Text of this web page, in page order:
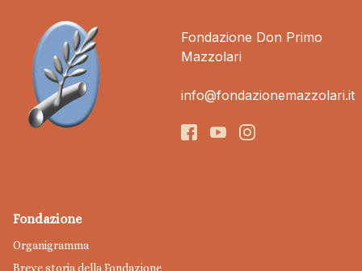
Fondazione Don Primo
Mazzolari
info@fondazionemazzolari.it
Fondazione
Organigramma
Breve storia della Fondazione